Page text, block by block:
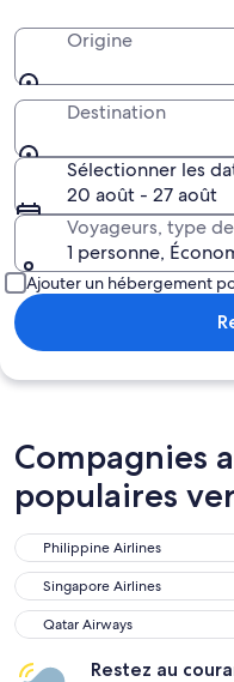
Origine
Destination
Sélectionner les
20 août - 27 août
Voyageurs, type
1 personne,
Ajouter un hébergement
Compagnies
populaires
Philippine Airlines
Philippine Airlines
Singapore Airlines
Singapore Airlines
Qatar Airways
Qatar Airways
Restez au